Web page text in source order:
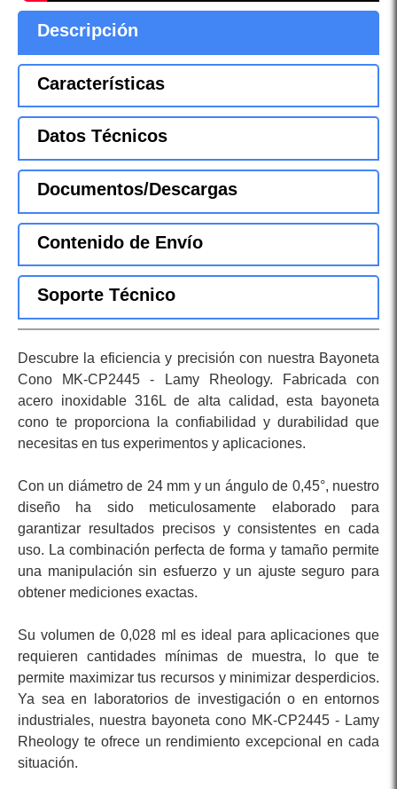
Descripción
Características
Datos Técnicos
Documentos/Descargas
Contenido de Envío
Soporte Técnico
Descubre la eficiencia y precisión con nuestra Bayoneta
Cono MK-CP2445 - Lamy Rheology. Fabricada con
acero inoxidable 316L de alta calidad, esta bayoneta
cono te proporciona la confiabilidad y durabilidad que
necesitas en tus experimentos y aplicaciones.
Con un diámetro de 24 mm y un ángulo de 0,45°, nuestro
diseño ha sido meticulosamente elaborado para
garantizar resultados precisos y consistentes en cada
uso. La combinación perfecta de forma y tamaño permite
una manipulación sin esfuerzo y un ajuste seguro para
obtener mediciones exactas.
Su volumen de 0,028 ml es ideal para aplicaciones que
requieren cantidades mínimas de muestra, lo que te
permite maximizar tus recursos y minimizar desperdicios.
Ya sea en laboratorios de investigación o en entornos
industriales, nuestra bayoneta cono MK-CP2445 - Lamy
Rheology te ofrece un rendimiento excepcional en cada
situación.